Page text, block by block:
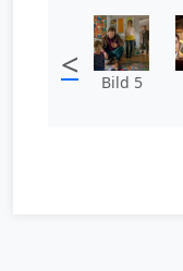
< Bild 5